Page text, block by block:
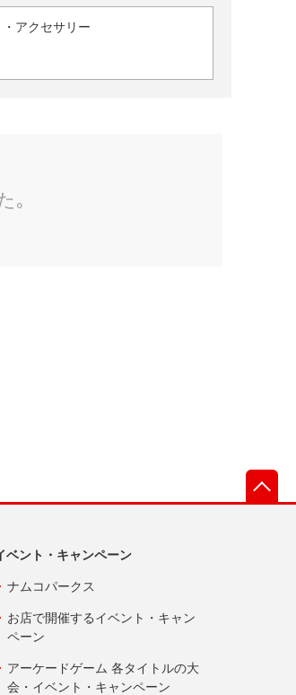
アクセサリー
ベント・キャンペーン
ナムコパークス
お店で開催するイベント・キャン
ペーン
アーケードゲーム 各タイトルの大
会・イベント・キャンペーン